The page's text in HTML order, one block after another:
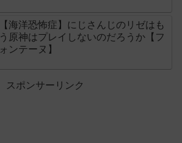
【海洋恐怖症】にじさんじのリゼはも
う原神はプレイしないのだろうか【フ
ォンテーヌ】
スポンサーリンク